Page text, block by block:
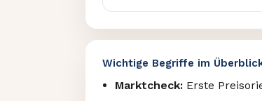
Wichtige Begriffe im
Marktcheck:Erste